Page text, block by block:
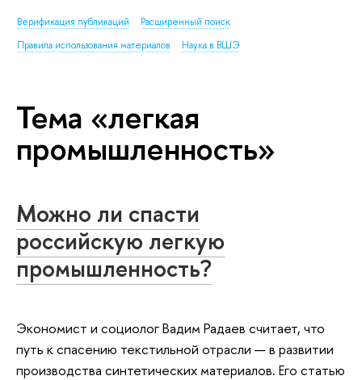
Верификация публикаций
Расширенный поиск
Правила использования материалов
Наука в ВШЭ
Тема «легкая
промышленность»
Можно ли спасти
российскую легкую
промышленность?
Экономист и социолог Вадим Радаев считает, что
путь к спасению текстильной отрасли — в развитии
производства синтетических материалов. Его статью